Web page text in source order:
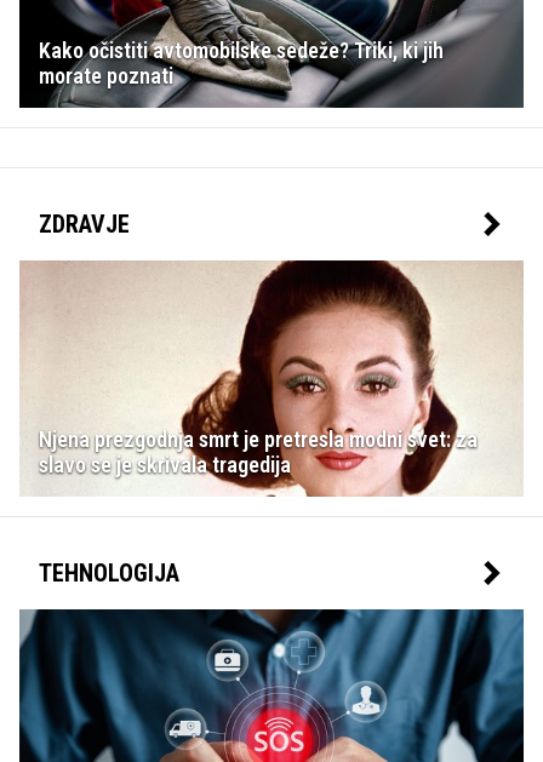
Kako očistiti avtomobilske sedeže? Triki, ki jih
morate poznati
ZDRAVJE
Njena prezgodnja smrt je pretresla modni svet: za
slavo se je skrivala tragedija
TEHNOLOGIJA